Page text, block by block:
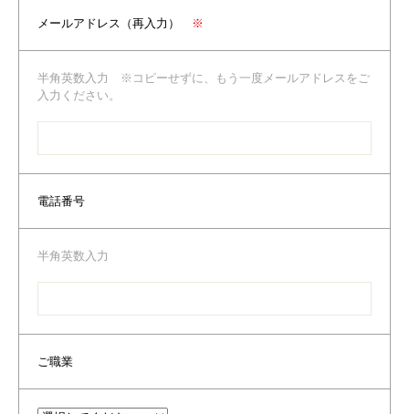
メールアドレス（再入力） ※
半角英数入力 ※コピーせずに、もう一度メールアドレスをご
入力ください。
電話番号
半角英数入力
ご職業